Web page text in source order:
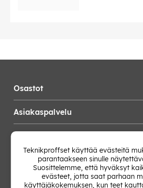
Osastot
Asiakaspalvelu
Vaihda Maa
Teknikproffset käyttää evästeitä
parantaakseen sinulle
Suosittelemme, että hyväksyt
evästeet, jotta saat parhaan
käyttäjäkokemuksen, kun teet